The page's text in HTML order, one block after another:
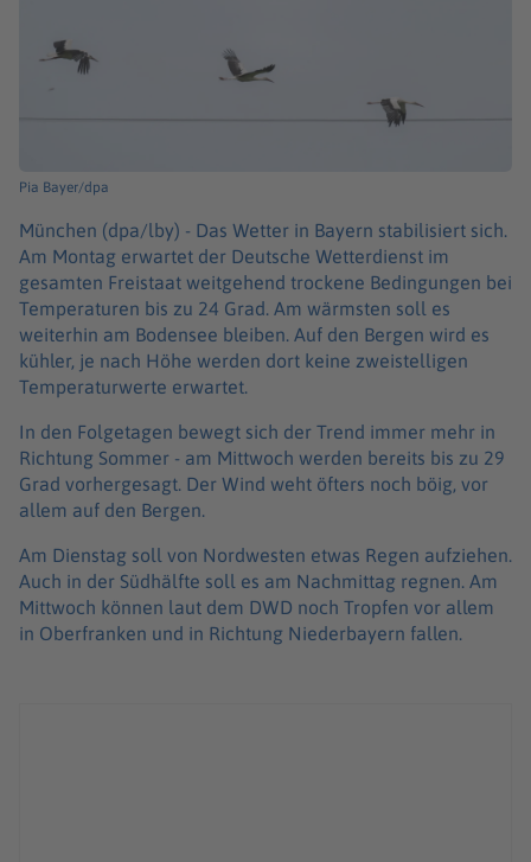
Pia Bayer/dpa
München (dpa/lby) - Das Wetter in Bayern stabilisiert sich.
Am Montag erwartet der Deutsche Wetterdienst im
gesamten Freistaat weitgehend trockene Bedingungen bei
Temperaturen bis zu 24 Grad. Am wärmsten soll es
weiterhin am Bodensee bleiben. Auf den Bergen wird es
kühler, je nach Höhe werden dort keine zweistelligen
Temperaturwerte erwartet.
In den Folgetagen bewegt sich der Trend immer mehr in
Richtung Sommer - am Mittwoch werden bereits bis zu 29
Grad vorhergesagt. Der Wind weht öfters noch böig, vor
allem auf den Bergen.
Am Dienstag soll von Nordwesten etwas Regen aufziehen.
Auch in der Südhälfte soll es am Nachmittag regnen. Am
Mittwoch können laut dem DWD noch Tropfen vor allem
in Oberfranken und in Richtung Niederbayern fallen.